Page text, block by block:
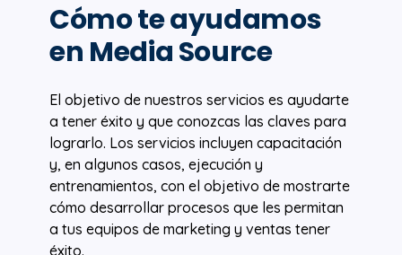
Cómo te ayudamos
en Media Source
El objetivo de nuestros servicios es ayudarte
a tener éxito y que conozcas las claves para
lograrlo. Los servicios incluyen capacitación
y, en algunos casos, ejecución y
entrenamientos, con el objetivo de mostrarte
cómo desarrollar procesos que les permitan
a tus equipos de marketing y ventas tener
éxito.